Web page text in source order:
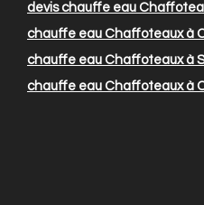
devis chauffe eau
chauffe eau Chaffoteaux à
chauffe eau Chaffoteaux à
chauffe eau Chaffoteaux à